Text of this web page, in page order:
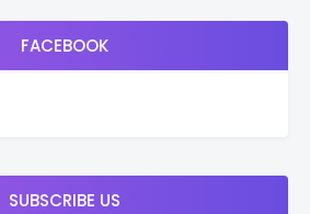
FACEBOOK
SUBSCRIBE US